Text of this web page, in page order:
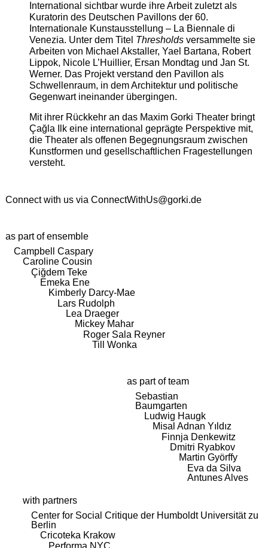
International sichtbar wurde ihre Arbeit zuletzt als
Kuratorin des Deutschen Pavillons der 60.
Internationale Kunstausstellung – La Biennale di
Venezia. Unter dem Titel Thresholdsversammelte sie
Arbeiten von Michael Akstaller, Yael Bartana, Robert
Lippok, Nicole L’Huillier, Ersan Mondtag und Jan St.
Werner. Das Projekt verstand den Pavillon als
Schwellenraum, in dem Architektur und politische
Gegenwart ineinander übergingen.
Mit ihrer Rückkehr an das Maxim Gorki Theater bringt
Çağla Ilk eine international geprägte Perspektive mit,
die Theater als offenen Begegnungsraum zwischen
Kunstformen und gesellschaftlichen Fragestellungen
versteht.
Connect with us via ConnectWithUs@gorki.de
as part of ensemble
Campbell Caspary
Caroline Cousin
Çiğdem Teke
Emeka Ene
Kimberly Darcy-Mae
Lars Rudolph
Lea Draeger
Mickey Mahar
Roger Sala Reyner
Till Wonka
as part of team
Sebastian
Baumgarten
Ludwig Haugk
Misal Adnan Yıldız
Finnja Denkewitz
Dmitri Ryabkov
Martin Györffy
Eva da Silva
Antunes Alves
with partners
Center for Social Critique der Humboldt Universität zu
Berlin
Cricoteka Krakow
Performa NYC